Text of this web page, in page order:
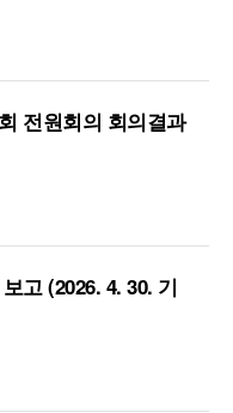
전원회의 회의결과
고 (2026. 4. 30. 기